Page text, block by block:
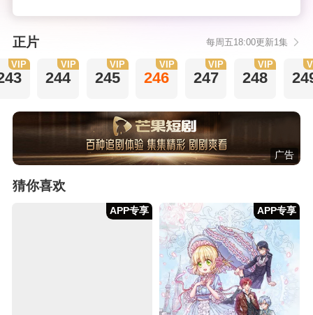
正片 每周五18:00更新1集
VIP
244
VIP
245
VIP
246
VIP
247
VIP
248
VIP
广告
猜你喜欢
APP专享 APP专享